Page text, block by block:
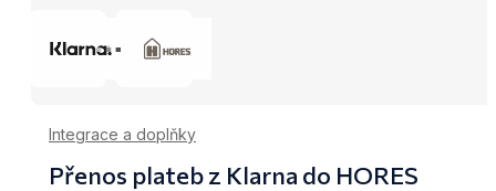
Integrace a doplňky
Přenos plateb z Klarna do HORES